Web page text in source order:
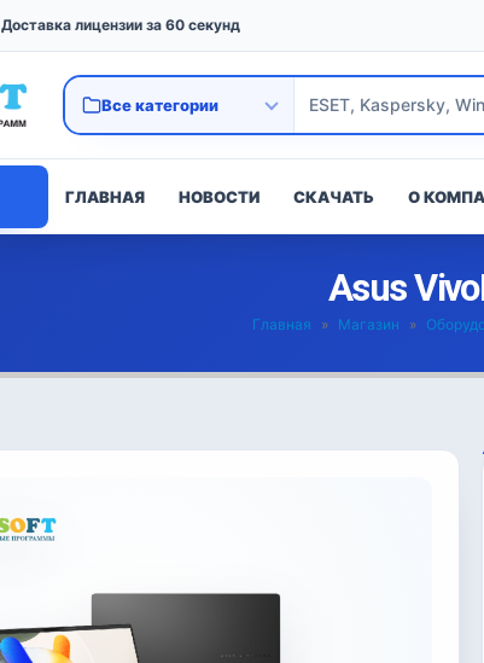
Доставка лицензии за 60 секунд
ГЛАВНАЯ НОВОСТИ СКАЧАТЬ О
Asus
Главная » Магазин »